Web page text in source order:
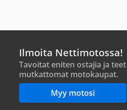
Ilmoita Nettimotossa!
Tavoitat eniten ostajia ja teet
mutkattomat motokaupat.
Myy motosi